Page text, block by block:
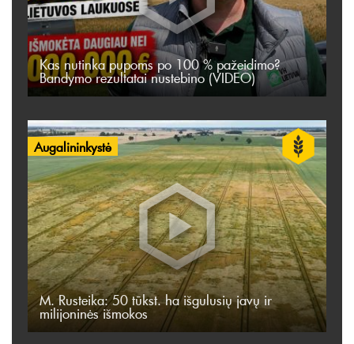
Kas nutinka pupoms po 100 % pažeidimo?
Bandymo rezultatai nustebino (VIDEO)
Augalininkystė
M. Rusteika: 50 tūkst. ha išgulusių javų ir
milijoninės išmokos